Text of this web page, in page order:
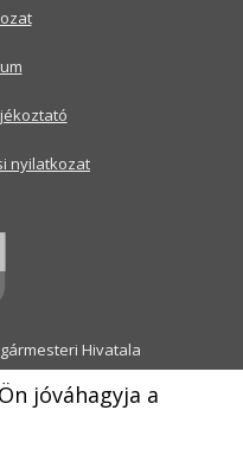
jóváhagyja a
Hivatala
utca 1.
Pf.: 31
nyilatkozat